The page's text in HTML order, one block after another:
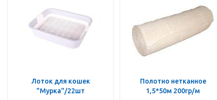
Лоток для кошек
"Мурка"/22шт
Полотно нетканное
1,5*50м 200гр/м